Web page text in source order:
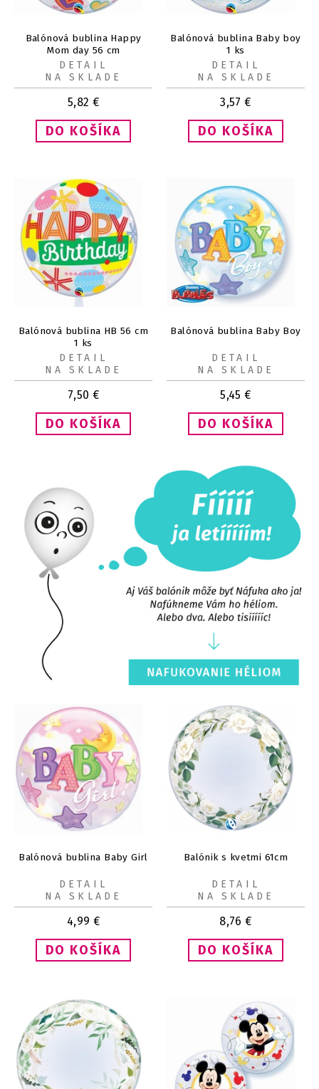
Balónová bublina Happy
Mom day 56 cm
5,82 €
DETAIL
NA SKLADE
Balónová bublina Baby boy
1 ks
3,57 €
DETAIL
NA SKLADE
Balónová bublina HB 56 cm
1 ks
7,50 €
DETAIL
NA SKLADE
Balónová bublina Baby Boy
5,45 €
DETAIL
NA SKLADE
Balónová bublina Baby Girl
4,99 €
DETAIL
NA SKLADE
Balónik s kvetmi 61cm
8,76 €
DETAIL
NA SKLADE